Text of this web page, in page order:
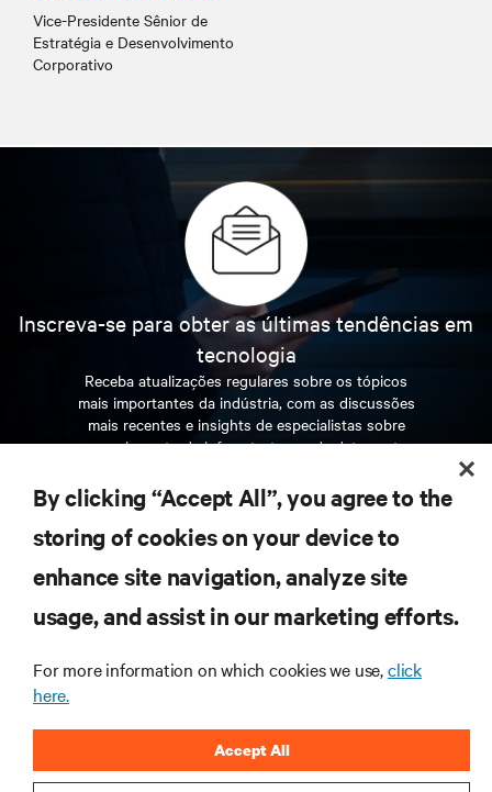
Vice-Presidente Sênior de
Estratégia e Desenvolvimento
Corporativo
Inscreva-se para obter as últimas tendências em
tecnologia
Receba atualizações regulares sobre os tópicos
mais importantes da indústria, com as discussões
mais recentes e insights de especialistas sobre
gerenciamento de infraestrutura e de data center.
INSCREVA-SE AGORA
RECURSOS
CORPORATIVO
By clicking “Accept All”, you agree to the
storing of cookies on your device to
enhance site navigation, analyze site
usage, and assist in our marketing efforts.
For more information on which cookies we use,click
here.
Accept All